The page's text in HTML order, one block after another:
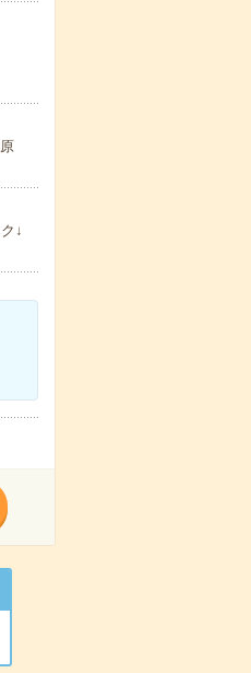
↓